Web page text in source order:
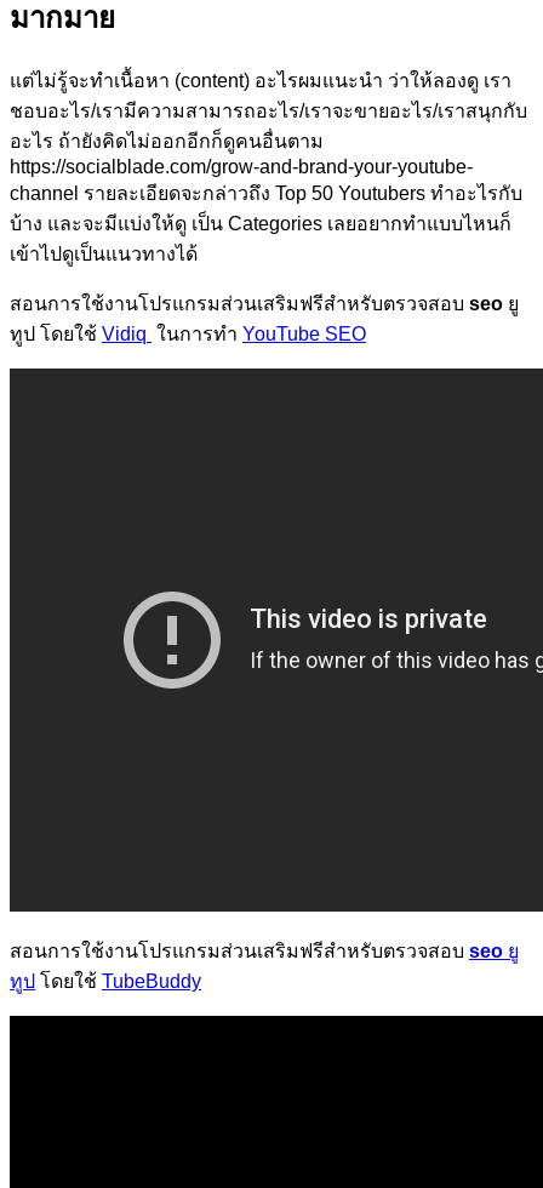
มากมาย
แต่ไม่รู้จะทำเนื้อหา (content) อะไรผมแนะนำ ว่าให้ลองดู เรา
ชอบอะไร/เรามีความสามารถอะไร/เราจะขายอะไร/เราสนุกกับ
อะไร ถ้ายังคิดไม่ออกอีกก็ดูคนอื่นตาม
https://socialblade.com/grow-and-brand-your-youtube-
channel รายละเอียดจะกล่าวถึง Top 50 Youtubers ทำอะไรกับ
บ้าง และจะมีแบ่งให้ดู เป็น Categories เลยอยากทำแบบไหนก็
เข้าไปดูเป็นแนวทางได้
สอนการใช้งานโปรแกรมส่วนเสริมฟรีสำหรับตรวจสอบ seo ยู
ทูป โดยใช้ Vidiq ในการทำ YouTube SEO
สอนการใช้งานโปรแกรมส่วนเสริมฟรีสำหรับตรวจสอบ seo ยู
ทูป โดยใช้ TubeBuddy